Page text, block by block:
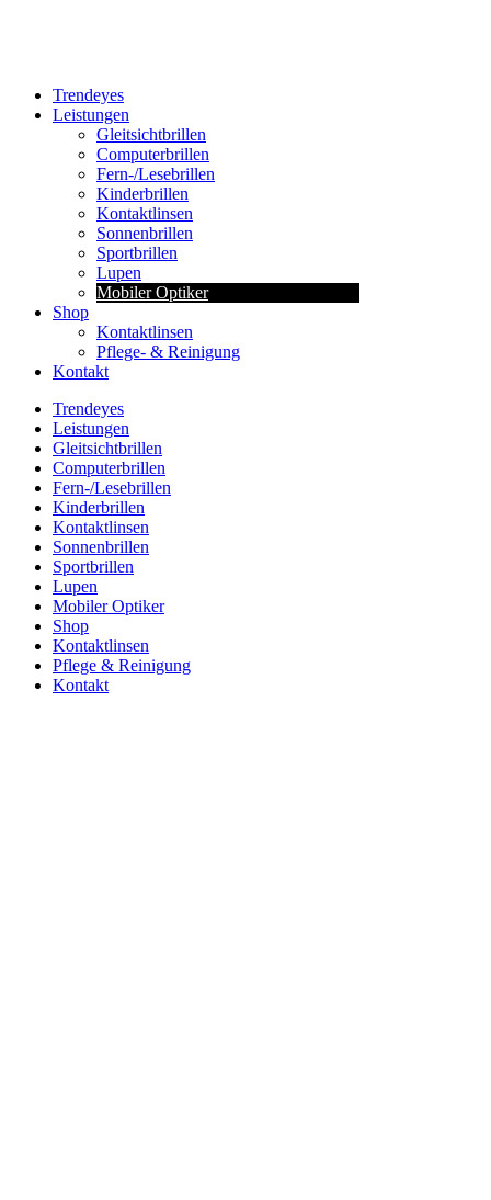
Trendeyes
Leistungen
Gleitsichtbrillen
Computerbrillen
Fern-/Lesebrillen
Kinderbrillen
Kontaktlinsen
Sonnenbrillen
Sportbrillen
Lupen
Mobiler Optiker
Shop
Kontaktlinsen
Pflege- & Reinigung
Kontakt
Trendeyes
Leistungen
Gleitsichtbrillen
Computerbrillen
Fern-/Lesebrillen
Kinderbrillen
Kontaktlinsen
Sonnenbrillen
Sportbrillen
Lupen
Mobiler Optiker
Shop
Kontaktlinsen
Pflege & Reinigung
Kontakt